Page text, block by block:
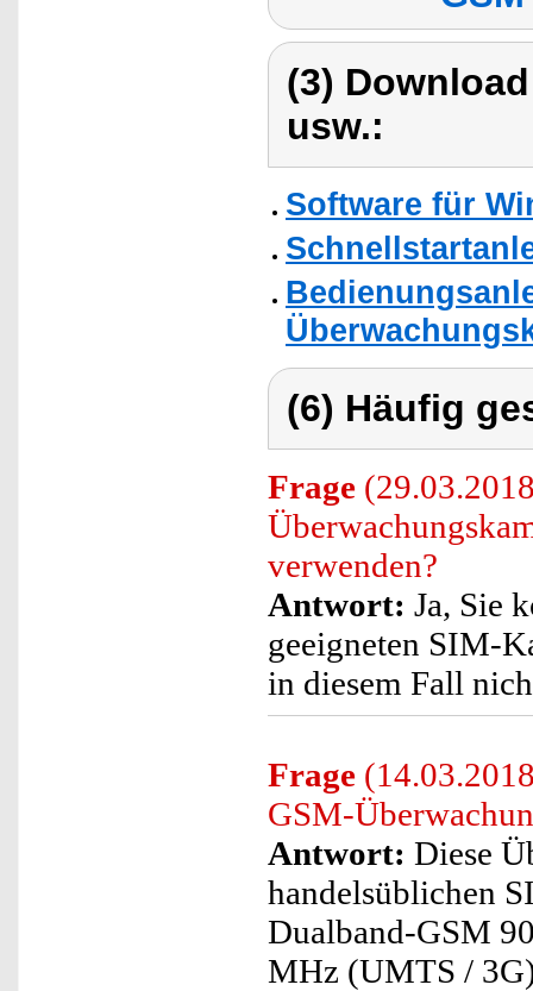
(3)
usw.:
Software für
(6) Häufig
Frage
verwenden?
Antwort: Ja, Sie
geeigneten SIM-
in diesem Fall
Frage
GSM-
Antwort: Diese
handelsüblichen
Dualband-GSM
MHz (UMTS /